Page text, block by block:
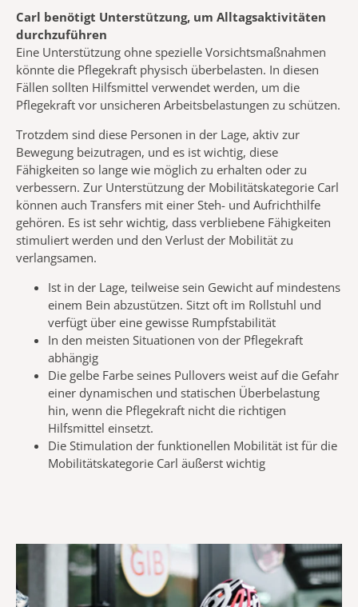
Carl benötigt Unterstützung, um Alltagsaktivitäten
durchzuführen
Eine Unterstützung ohne spezielle Vorsichtsmaßnahmen
könnte die Pflegekraft physisch überbelasten. In diesen
Fällen sollten Hilfsmittel verwendet werden, um die
Pflegekraft vor unsicheren Arbeitsbelastungen zu schützen.
Trotzdem sind diese Personen in der Lage, aktiv zur
Bewegung beizutragen, und es ist wichtig, diese
Fähigkeiten so lange wie möglich zu erhalten oder zu
verbessern. Zur Unterstützung der Mobilitätskategorie Carl
können auch Transfers mit einer Steh- und Aufrichthilfe
gehören. Es ist sehr wichtig, dass verbliebene Fähigkeiten
stimuliert werden und den Verlust der Mobilität zu
verlangsamen.
Ist in der Lage, teilweise sein Gewicht auf mindestens
einem Bein abzustützen. Sitzt oft im Rollstuhl und
verfügt über eine gewisse Rumpfstabilität
In den meisten Situationen von der Pflegekraft
abhängig
Die gelbe Farbe seines Pullovers weist auf die Gefahr
einer dynamischen und statischen Überbelastung
hin, wenn die Pflegekraft nicht die richtigen
Hilfsmittel einsetzt.
Die Stimulation der funktionellen Mobilität ist für die
Mobilitätskategorie Carl äußerst wichtig